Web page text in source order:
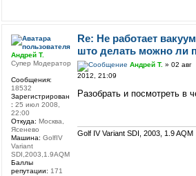
Re: Не работает
што делать можно ли
Андрей Т. » 02 авг
2012, 21:09
Разобрать и посмотреть в
Golf IV Variant SDI, 2003, 1.9 AQM
Андрей Т.
Супер Модератор
Сообщения:
18532
Зарегистрирован
: 25 июл 2008,
22:00
Откуда: Москва,
Ясенево
Машина: GolfIV
Variant
SDI,2003,1.9AQM
Баллы
репутации: 171